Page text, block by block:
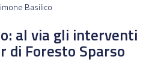
Basilico
al via gli interventi
di Foresto Sparso